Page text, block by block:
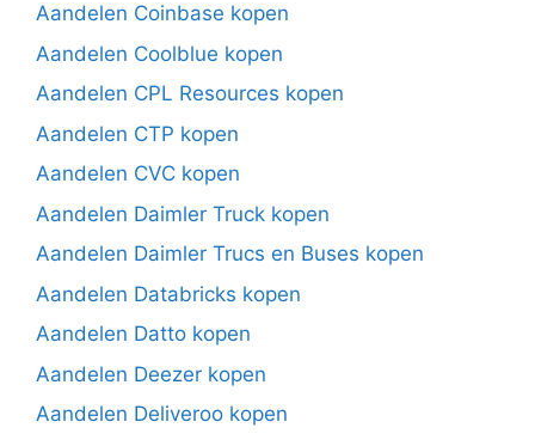
Aandelen Coinbase kopen
Aandelen Coolblue kopen
Aandelen CPL Resources kopen
Aandelen CTP kopen
Aandelen CVC kopen
Aandelen Daimler Truck kopen
Aandelen Daimler Trucs en Buses kopen
Aandelen Databricks kopen
Aandelen Datto kopen
Aandelen Deezer kopen
Aandelen Deliveroo kopen